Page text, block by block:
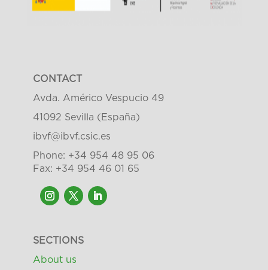
CONTACT
Avda. Américo Vespucio 49
41092 Sevilla (España)
ibvf@ibvf.csic.es
Phone: +34 954 48 95 06
Fax: +34 954 46 01 65
SECTIONS
About us